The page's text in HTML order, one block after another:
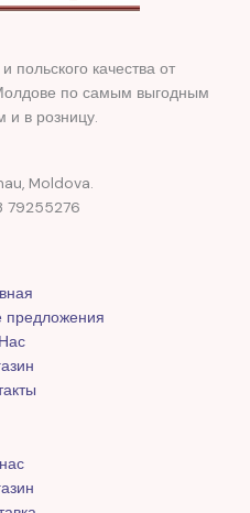
польского качества от
по самым выгодным
и в розницу.
Moldova.
79255276